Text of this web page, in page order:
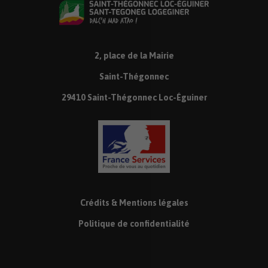
2, place de la Mairie
Saint-Thégonnec
29410 Saint-Thégonnec Loc-Éguiner
Crédits & Mentions légales
Politique de confidentialité